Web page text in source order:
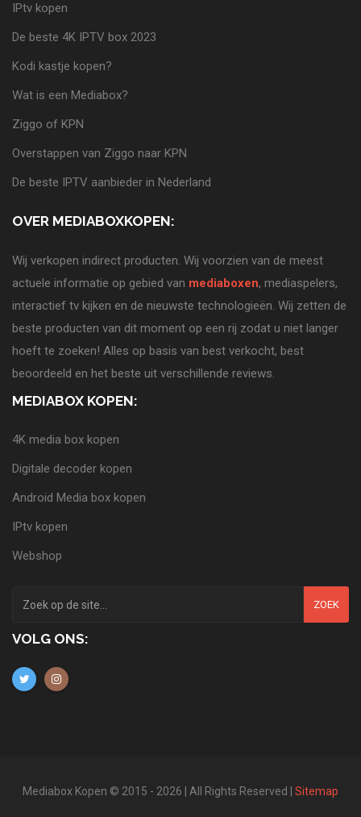
IPtv kopen
De beste 4K IPTV box 2023
Kodi kastje kopen?
Wat is een Mediabox?
Ziggo of KPN
Overstappen van Ziggo naar KPN
De beste IPTV aanbieder in Nederland
OVER MEDIABOXKOPEN:
Wij verkopen indirect producten. Wij voorzien van de meest
actuele informatie op gebied van mediaboxen, mediaspelers,
interactief tv kijken en de nieuwste technologieën. Wij zetten de
beste producten van dit moment op een rij zodat u niet langer
hoeft te zoeken! Alles op basis van best verkocht, best
beoordeeld en het beste uit verschillende reviews.
MEDIABOX KOPEN:
4K media box kopen
Digitale decoder kopen
Android Media box kopen
IPtv kopen
Webshop
ZOEK
VOLG ONS:
Mediabox Kopen © 2015 - 2026 | All Rights Reserved | Sitemap